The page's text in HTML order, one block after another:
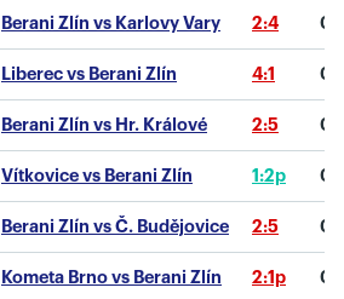
Berani Zlín vs Karlovy Vary 2:4 0
Liberec vs Berani Zlín 4:1 0
Berani Zlín vs Hr. Králové 2:5 0
Vítkovice vs Berani Zlín 1:2p 0
Berani Zlín vs Č. Budějovice 2:5 0
Kometa Brno vs Berani Zlín 2:1p 0